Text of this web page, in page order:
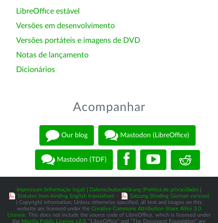
LibreOffice estável
Versões em desenvolvimento
Versões portáteis e imagens de DVD
Notas de lançamento
Dicionários
Acompanhar
Our blog Mastodon (LibreOffice)
Mastodon (TDF)
Impressum (Informação legal) Datenschutzerklärung (Política de privacidade)
Statutes (non-binding English translation) -
Satzung (binding German version)
| Copyright information: Unless otherwise specified, all text and images on this
website are licensed under the Creative Commons Attribution-Share Alike 3.0
License . This does not include the source code of LibreOffice, which is licensed under
the Mozilla Public License v2.0 . “LibreOffice” and “The Document Foundation” are